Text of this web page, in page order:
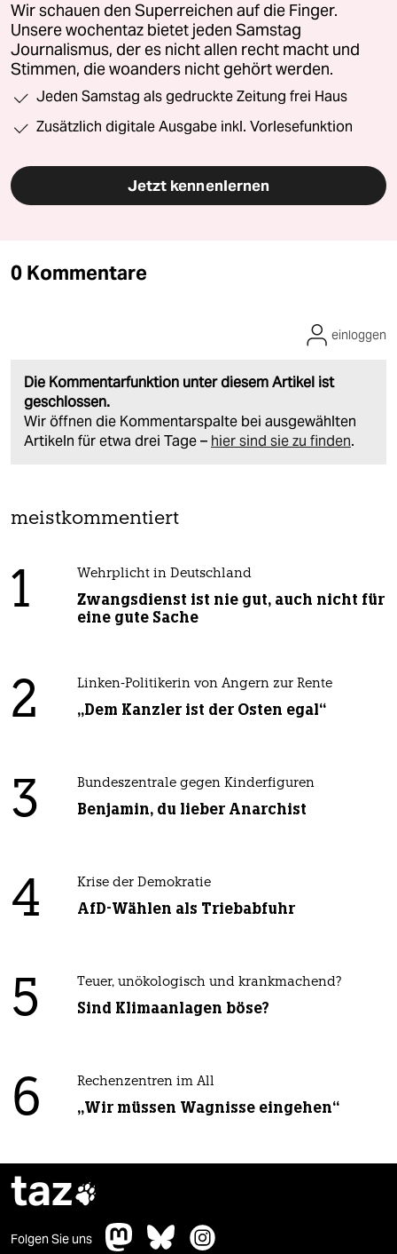
Wir schauen den Superreichen auf die Finger.
Unsere wochentaz bietet jeden Samstag
Journalismus, der es nicht allen recht macht und
Stimmen, die woanders nicht gehört werden.
Jeden Samstag als gedruckte Zeitung frei Haus
Zusätzlich digitale Ausgabe inkl. Vorlesefunktion
Jetzt kennenlernen
0 Kommentare
Die Kommentarfunktion unter diesem Artikel ist
geschlossen.
Wir öffnen die Kommentarspalte bei ausgewählten
Artikeln für etwa drei Tage – hier sind sie zu finden.
einloggen
meistkommentiert
1 Wehrplicht in Deutschland
Zwangsdienst ist nie gut, auch nicht für
eine gute Sache
2 Linken-Politikerin von Angern zur Rente
„Dem Kanzler ist der Osten egal“
3 Bundeszentrale gegen Kinderfiguren
Benjamin, du lieber Anarchist
4 Krise der Demokratie
AfD-Wählen als Triebabfuhr
5 Teuer, unökologisch und krankmachend?
Sind Klimaanlagen böse?
6 Rechenzentren im All
„Wir müssen Wagnisse eingehen“
taz
Folgen Sie uns